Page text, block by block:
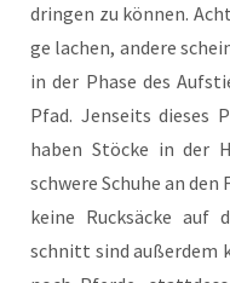
drin­gen zu kön­nen.
ge lachen, ande­re
in der Pha­se des
Pfad. Jen­seits die­ses
haben Stö­cke in der
schwe­re Schu­he an
kei­ne Ruck­sä­cke auf
schnitt sind außer­dem